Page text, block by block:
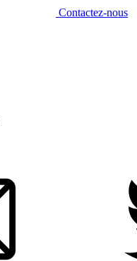
Contactez-nous